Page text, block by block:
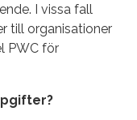
I vissa fall
till organisationer
PWC för